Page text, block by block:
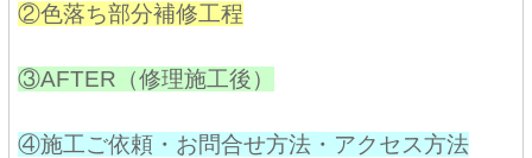
②色落ち部分補修工程
③AFTER（修理施工後）
④施工ご依頼・お問合せ方法・アクセス方法